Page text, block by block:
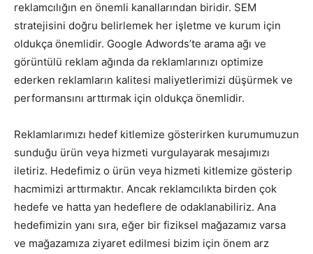
SEO,
SEM,
ASO,
Tasarım,
reklamcılığın en önemli kanallarından biridir. SEM
stratejisini doğru belirlemek her işletme ve kurum için
oldukça önemlidir. Google Adwords’te arama ağı ve
görüntülü reklam ağında da reklamlarınızı optimize
ederken reklamların kalitesi maliyetlerimizi düşürmek ve
performansını arttırmak için oldukça önemlidir.
Reklamlarımızı hedef kitlemize gösterirken kurumumuzun
sunduğu ürün veya hizmeti vurgulayarak mesajımızı
iletiriz. Hedefimiz o ürün veya hizmeti kitlemize gösterip
hacmimizi arttırmaktır. Ancak reklamcılıkta birden çok
hedefe ve hatta yan hedeflere de odaklanabiliriz. Ana
hedefimizin yanı sıra, eğer bir fiziksel mağazamız varsa
ve mağazamıza ziyaret edilmesi bizim için önem arz